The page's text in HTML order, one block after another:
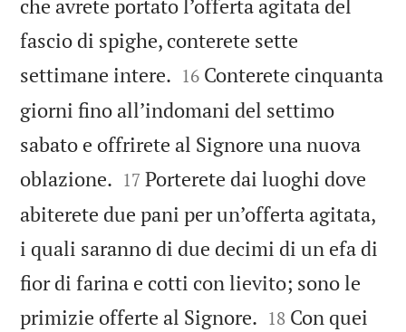
che avrete portato l’offerta agitata del
fascio di spighe, conterete sette
settimane intere. 

16 Conterete cinquanta
giorni fino all’indomani del settimo
sabato e offrirete al Signore una nuova
oblazione. 

17 Porterete dai luoghi dove
abiterete due pani per un’offerta agitata,
i quali saranno di due decimi di un efa di
fior di farina e cotti con lievito; sono le
primizie offerte al Signore. 

18 Con quei